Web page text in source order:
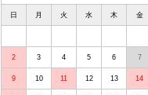
日 月 火 水 木 金
2 3 4 5 6 7
9 10 11 12 13 14